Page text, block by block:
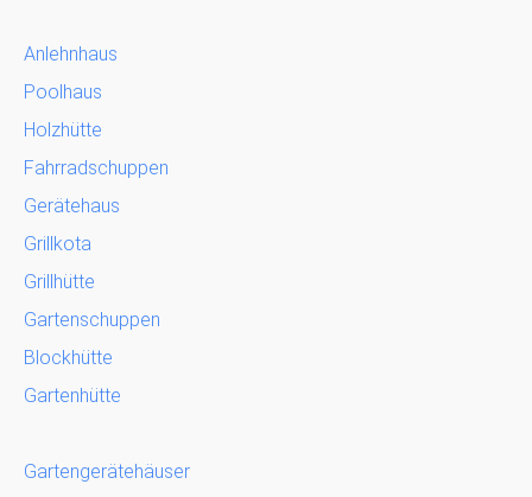
Anlehnhaus
Poolhaus
Holzhütte
Fahrradschuppen
Gerätehaus
Grillkota
Grillhütte
Gartenschuppen
Blockhütte
Gartenhütte
Gartengerätehäuser